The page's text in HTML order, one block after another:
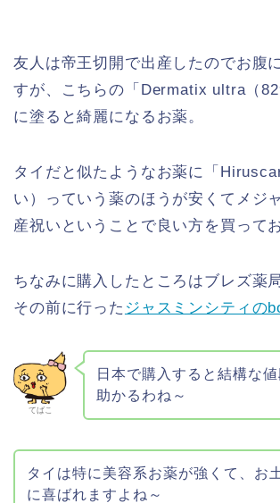
友人は帝王切開で出産したのでお腹
すが、こちらの「Dermatix ultra（
に塗ると綺麗になるお薬。
タイだと似たようなお薬に「
い）っていう薬のほうが安くてメジ
産祝いということで良い方を買って
ちなみに購入したところはブレズ薬
その前に行った ジャスミンシティの
てばこ
日本で購入すると結構な
助かるわね～
タイは特に美容系お薬が強くて、お
に喜ばれますよね～